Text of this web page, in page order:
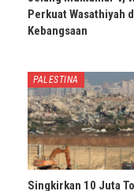
Perkuat Wasathiyah
Kebangsaan
PALESTINA
Singkirkan 10 Juta